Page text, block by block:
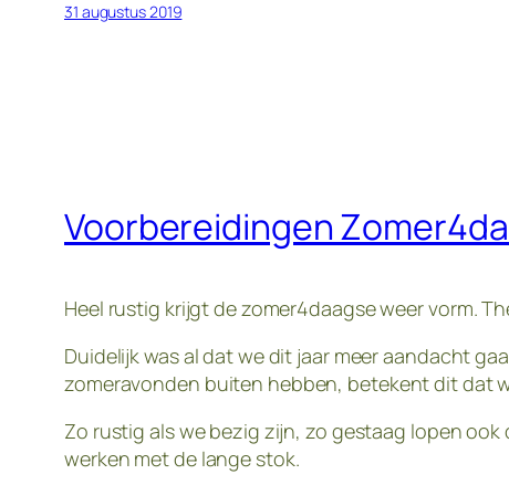
31 augustus 2019
Voorbereidingen
Heel rustig krijgt de zomer4daagse weer vorm.
Duidelijk was al dat we dit jaar meer aandacht
zomeravonden buiten hebben, betekent dit dat
Zo rustig als we bezig zijn, zo gestaag lopen
werken met de lange stok.